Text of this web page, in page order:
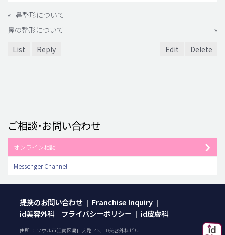
« 鼻整形について
鼻の整形について
»
List
Reply Edit Delete
ご相談･お問い合わせ
オンライン相談
Messenger Channel
提携のお問い合わせ | Franchise Inquiry |
id美容外科 プライバシーポリシー | id皮膚科
住所 ： ソウル市江南区島山大路142、ID美容外科ビル